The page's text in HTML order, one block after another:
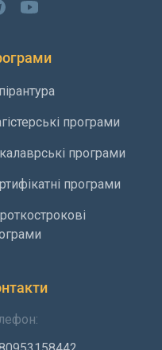
програми
програми
програми